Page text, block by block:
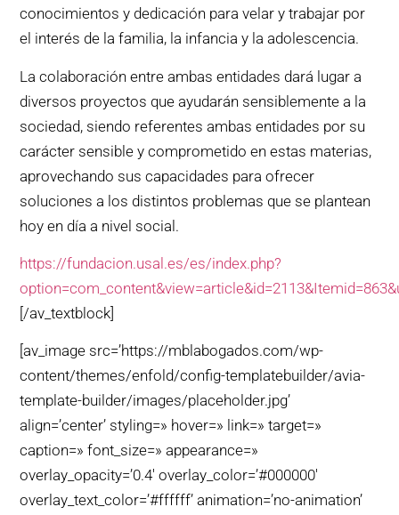
conocimientos y dedicación para velar y trabajar por
el interés de la familia, la infancia y la adolescencia.
La colaboración entre ambas entidades dará lugar a
diversos proyectos que ayudarán sensiblemente a la
sociedad, siendo referentes ambas entidades por su
carácter sensible y comprometido en estas materias,
aprovechando sus capacidades para ofrecer
soluciones a los distintos problemas que se plantean
hoy en día a nivel social.
https://fundacion.usal.es/es/index.php?
[/av_textblock]
[av_image src=’https://mblabogados.com/wp-
content/themes/enfold/config-templatebuilder/avia-
template-builder/images/placeholder.jpg’
align=’center’ styling=» hover=» link=» target=»
caption=» font_size=» appearance=»
overlay_opacity=’0.4′ overlay_color=’#000000′
overlay_text_color=’#ffffff’ animation=’no-animation’